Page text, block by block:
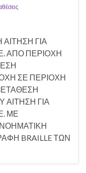
ΓΙΑ
ΑΠΟ ΠΕΡΙΟΧΗ
ΣΕ ΠΕΡΙΟΧΗ
ΑΙΤΗΣΗ ΓΙΑ
ΜΕ
BRAILLE ΤΩΝ